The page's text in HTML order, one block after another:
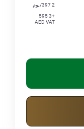
2 397/يوم
+3 595
AED VAT